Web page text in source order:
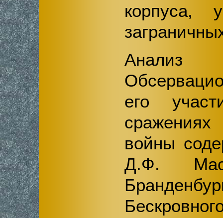
корпуса,
Анализ
его
войны
Д.Ф.